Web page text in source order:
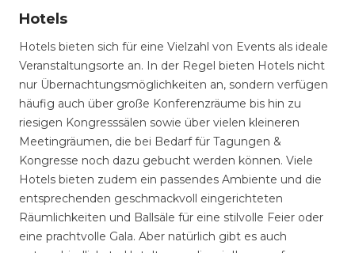
Hotels
Hotels bieten sich für eine Vielzahl von Events als ideale
Veranstaltungsorte an. In der Regel bieten Hotels nicht
nur Übernachtungsmöglichkeiten an, sondern verfügen
häufig auch über große Konferenzräume bis hin zu
riesigen Kongresssälen sowie über vielen kleineren
Meetingräumen, die bei Bedarf für Tagungen &
Kongresse noch dazu gebucht werden können. Viele
Hotels bieten zudem ein passendes Ambiente und die
entsprechenden geschmackvoll eingerichteten
Räumlichkeiten und Ballsäle für eine stilvolle Feier oder
eine prachtvolle Gala. Aber natürlich gibt es auch